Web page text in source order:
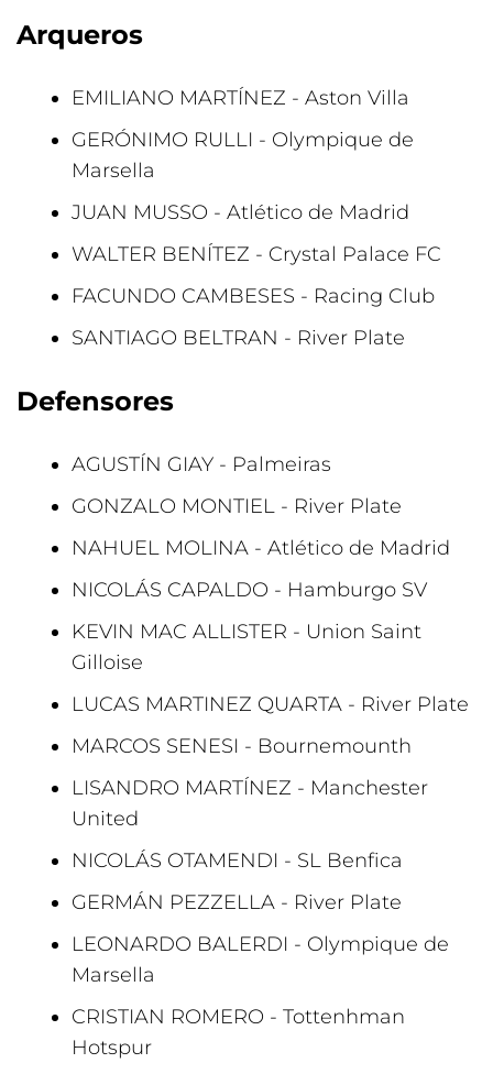
Arqueros
EMILIANO MARTÍNEZ - Aston Villa
GERÓNIMO RULLI - Olympique de
Marsella
JUAN MUSSO - Atlético de Madrid
WALTER BENÍTEZ - Crystal Palace FC
FACUNDO CAMBESES - Racing Club
SANTIAGO BELTRAN - River Plate
Defensores
AGUSTÍN GIAY - Palmeiras
GONZALO MONTIEL - River Plate
NAHUEL MOLINA - Atlético de Madrid
NICOLÁS CAPALDO - Hamburgo SV
KEVIN MAC ALLISTER - Union Saint
Gilloise
LUCAS MARTINEZ QUARTA - River Plate
MARCOS SENESI - Bournemounth
LISANDRO MARTÍNEZ - Manchester
United
NICOLÁS OTAMENDI - SL Benfica
GERMÁN PEZZELLA - River Plate
LEONARDO BALERDI - Olympique de
Marsella
CRISTIAN ROMERO - Tottenhman
Hotspur